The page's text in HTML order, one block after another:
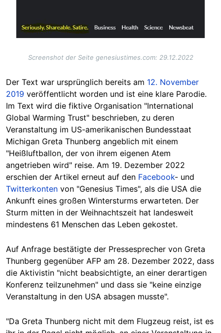
Screenshot der Seite genesiustimes.com: 29.12.2022
Der Text war ursprünglich bereits am 12. November
2019 veröffentlicht worden und ist eine klare Parodie.
Im Text wird die fiktive Organisation "International
Global Warming Trust" beschrieben, zu deren
Veranstaltung im US-amerikanischen Bundesstaat
Michigan Greta Thunberg angeblich mit einem
"Heißluftballon, der von ihrem eigenen Atem
angetrieben wird" reise. Am 19. Dezember 2022
erschien der Artikel erneut auf den Facebook- und
Twitterkonten von "Genesius Times", als die USA die
Ankunft eines großen Wintersturms erwarteten. Der
Sturm mitten in der Weihnachtszeit hat landesweit
mindestens 61 Menschen das Leben gekostet.
Auf Anfrage bestätigte der Pressesprecher von Greta
Thunberg gegenüber AFP am 28. Dezember 2022, dass
die Aktivistin "nicht beabsichtigte, an einer derartigen
Konferenz teilzunehmen" und dass sie "keine einzige
Veranstaltung in den USA absagen musste".
"Da Greta Thunberg nicht mit dem Flugzeug reist, ist es